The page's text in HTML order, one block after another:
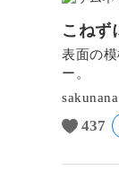
こねず
表面の
ー。
sakunana
437